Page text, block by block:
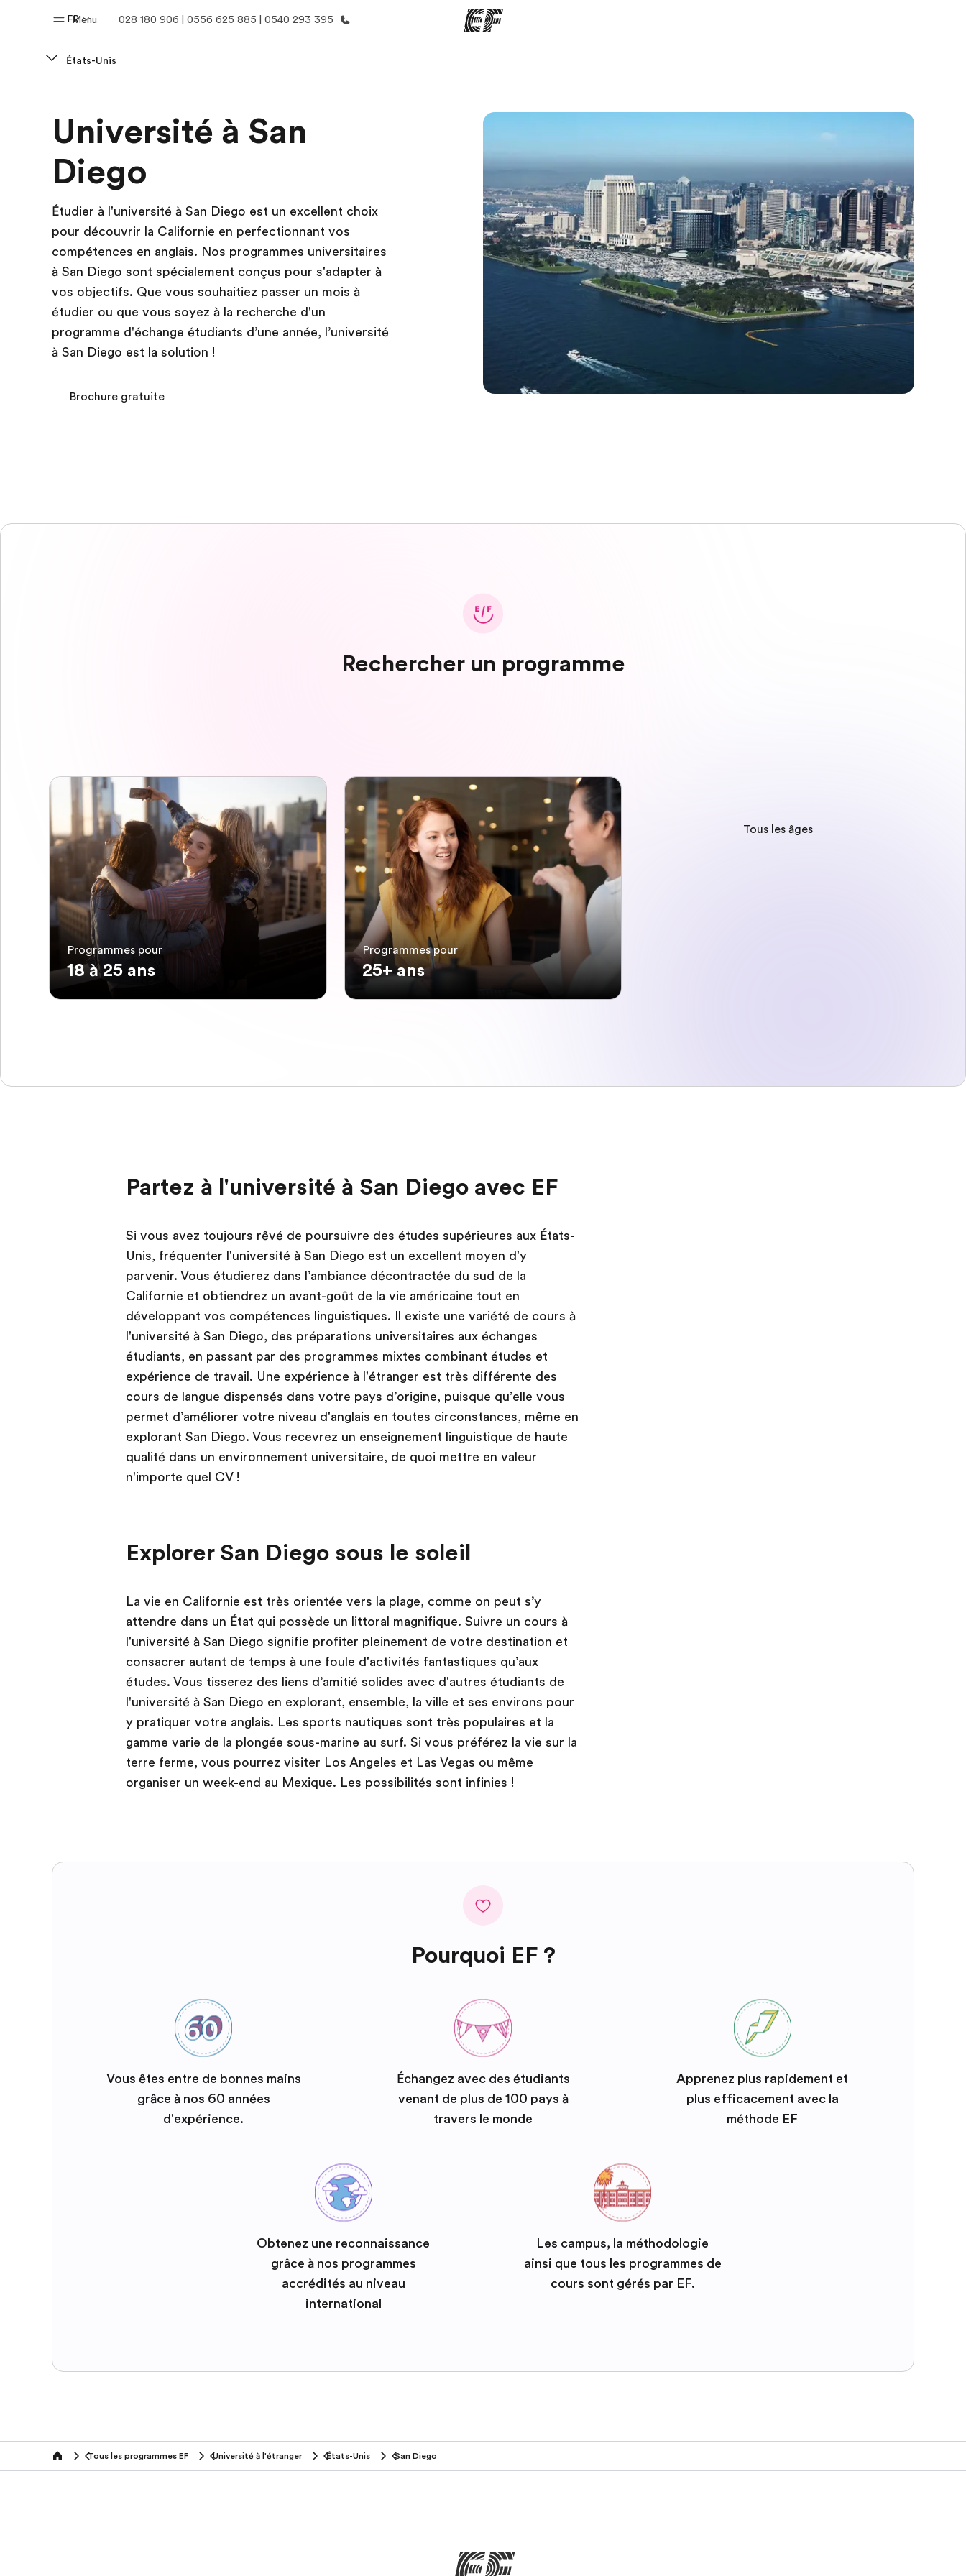
Menu
FR 028 180 906 | 0556 625 885 | 0540 293 395
Bienvenue chez EF Nos offres
États-Unis
Université à San
Diego
Étudier à l'université à San Diego est un excellent choix
pour découvrir la Californie en perfectionnant vos
compétences en anglais. Nos programmes universitaires
à San Diego sont spécialement conçus pour s'adapter à
vos objectifs. Que vous souhaitiez passer un mois à
étudier ou que vous soyez à la recherche d'un
programme d'échange étudiants d’une année, l’université
à San Diego est la solution !
Brochure gratuite
Rechercher un programme
Programmes pour
18 à 25 ans
Programmes pour
25+ ans
Tous les âges
Partez à l'université à San Diego avec EF
Si vous avez toujours rêvé de poursuivre des études supérieures aux États-
Unis, fréquenter l'université à San Diego est un excellent moyen d'y
parvenir. Vous étudierez dans l’ambiance décontractée du sud de la
Californie et obtiendrez un avant-goût de la vie américaine tout en
développant vos compétences linguistiques. Il existe une variété de cours à
l'université à San Diego, des préparations universitaires aux échanges
étudiants, en passant par des programmes mixtes combinant études et
expérience de travail. Une expérience à l'étranger est très différente des
cours de langue dispensés dans votre pays d’origine, puisque qu’elle vous
permet d’améliorer votre niveau d'anglais en toutes circonstances, même en
explorant San Diego. Vous recevrez un enseignement linguistique de haute
qualité dans un environnement universitaire, de quoi mettre en valeur
n'importe quel CV !
Explorer San Diego sous le soleil
La vie en Californie est très orientée vers la plage, comme on peut s’y
attendre dans un État qui possède un littoral magnifique. Suivre un cours à
l'université à San Diego signifie profiter pleinement de votre destination et
consacrer autant de temps à une foule d'activités fantastiques qu’aux
études. Vous tisserez des liens d’amitié solides avec d'autres étudiants de
l'université à San Diego en explorant, ensemble, la ville et ses environs pour
y pratiquer votre anglais. Les sports nautiques sont très populaires et la
gamme varie de la plongée sous-marine au surf. Si vous préférez la vie sur la
terre ferme, vous pourrez visiter Los Angeles et Las Vegas ou même
organiser un week-end au Mexique. Les possibilités sont infinies !
Pourquoi EF ?
Vous êtes entre de bonnes mains
grâce à nos 60 années
d'expérience.
Échangez avec des étudiants
venant de plus de 100 pays à
travers le monde
Apprenez plus rapidement et
plus efficacement avec la
méthode EF
Obtenez une reconnaissance
grâce à nos programmes
accrédités au niveau
international
Les campus, la méthodologie
ainsi que tous les programmes de
cours sont gérés par EF.
home Tous les programmes EF Université à l'étranger États-Unis San Diego